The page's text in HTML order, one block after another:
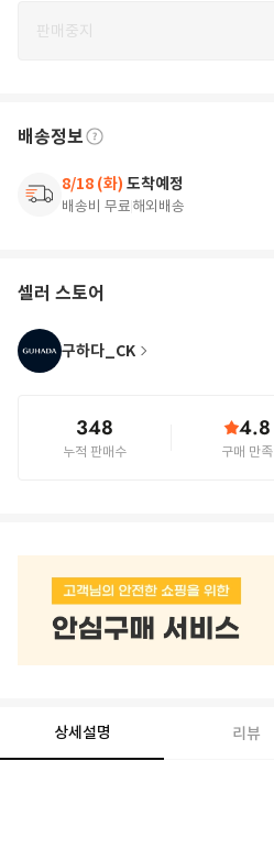
판매중지
배송정보
8/18 (화) 도착예정
배송비 무료해외배송
셀러 스토어
구하다_CK
348
누적 판매수
4.8
구매 만족
상세설명 리뷰